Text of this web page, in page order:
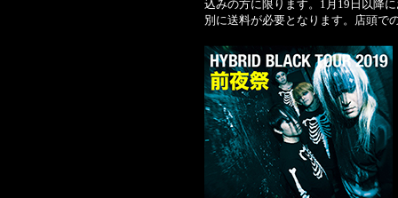
込みの方に限ります。1月19日以降
別に送料が必要となります。店頭で